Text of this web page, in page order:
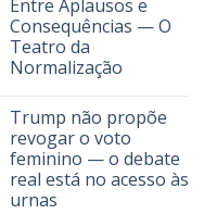
Entre Aplausos e
Consequências — O
Teatro da
Normalização
Trump não propõe
revogar o voto
feminino — o debate
real está no acesso às
urnas